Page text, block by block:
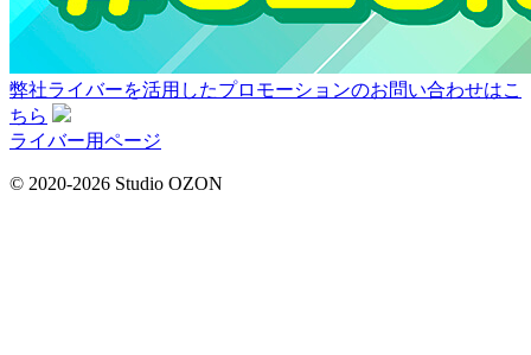
弊社ライバーを活用したプロモーションのお問い合わせはこ
ちら
ライバー用ページ
© 2020-2026 Studio OZON